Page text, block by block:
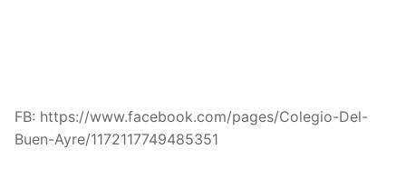
FB: https://www.facebook.com/pages/Colegio-Del-
Buen-Ayre/1172117749485351